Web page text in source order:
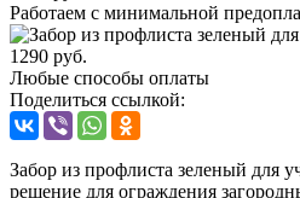
Работаем с минимальной
Любые способы оплаты
Поделиться ссылкой:
Забор из профлиста зеленый для
решение для ограждения